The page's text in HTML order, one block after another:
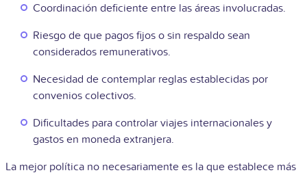
Coordinación deficiente entre las áreas involucradas.
Riesgo de que pagos fijos o sin respaldo sean
considerados remunerativos.
Necesidad de contemplar reglas establecidas por
convenios colectivos.
Dificultades para controlar viajes internacionales y
gastos en moneda extranjera.
La mejor política no necesariamente es la que establece más